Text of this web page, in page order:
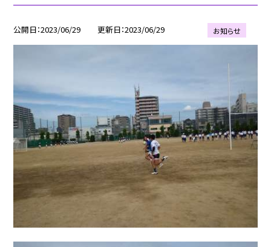
公開日 2023/06/29 更新日 2023/06/29 お知らせ